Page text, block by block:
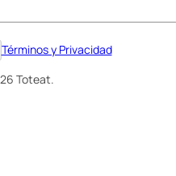
Términos y Privacidad
Toteat.